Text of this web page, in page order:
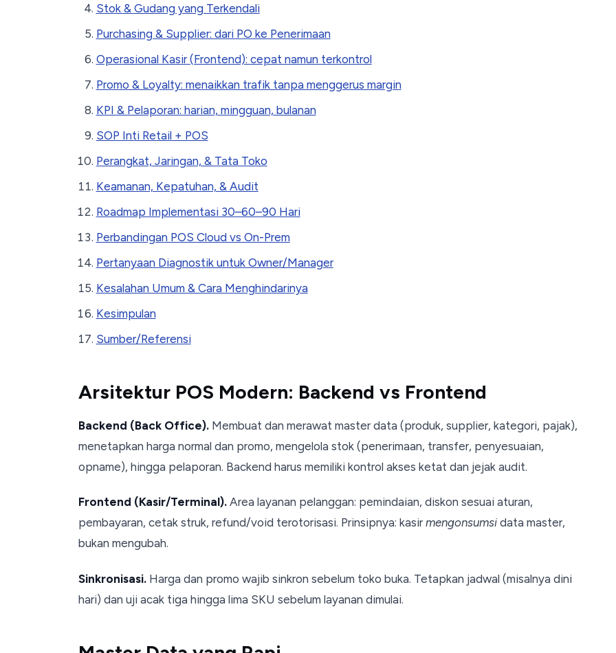
Stok & Gudang yang Terkendali
Purchasing & Supplier: dari PO ke Penerimaan
Operasional Kasir (Frontend): cepat namun terkontrol
Promo & Loyalty: menaikkan trafik tanpa menggerus margin
KPI & Pelaporan: harian, mingguan, bulanan
SOP Inti Retail + POS
Perangkat, Jaringan, & Tata Toko
Keamanan, Kepatuhan, & Audit
Roadmap Implementasi 30–60–90 Hari
Perbandingan POS Cloud vs On-Prem
Pertanyaan Diagnostik untuk Owner/Manager
Kesalahan Umum & Cara Menghindarinya
Kesimpulan
Sumber/Referensi
Arsitektur POS Modern: Backend vs Frontend
Backend (Back Office). Membuat dan merawat master data (produk, supplier, kategori, pajak),
menetapkan harga normal dan promo, mengelola stok (penerimaan, transfer, penyesuaian,
opname), hingga pelaporan. Backend harus memiliki kontrol akses ketat dan jejak audit.
Frontend (Kasir/Terminal). Area layanan pelanggan: pemindaian, diskon sesuai aturan,
pembayaran, cetak struk, refund/void terotorisasi. Prinsipnya: kasir mengonsumsi data master,
bukan mengubah.
Sinkronisasi. Harga dan promo wajib sinkron sebelum toko buka. Tetapkan jadwal (misalnya dini
hari) dan uji acak tiga hingga lima SKU sebelum layanan dimulai.